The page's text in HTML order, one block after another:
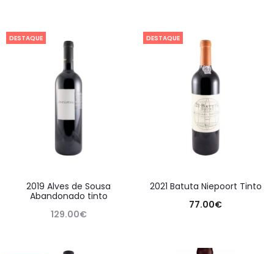
DESTAQUE
2019 Alves de Sousa
Abandonado tinto
129.00€
DESTAQUE
2021 Batuta Niepoort Tinto
77.00€